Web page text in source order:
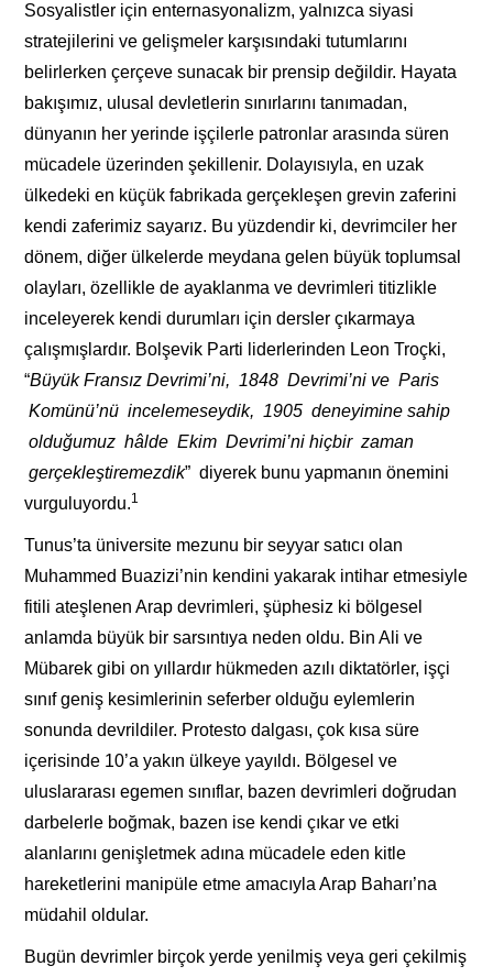
Sosyalistler için enternasyonalizm, yalnızca siyasi
stratejilerini ve gelişmeler karşısındaki tutumlarını
belirlerken çerçeve sunacak bir prensip değildir. Hayata
bakışımız, ulusal devletlerin sınırlarını tanımadan,
dünyanın her yerinde işçilerle patronlar arasında süren
mücadele üzerinden şekillenir. Dolayısıyla, en uzak
ülkedeki en küçük fabrikada gerçekleşen grevin zaferini
kendi zaferimiz sayarız. Bu yüzdendir ki, devrimciler her
dönem, diğer ülkelerde meydana gelen büyük toplumsal
olayları, özellikle de ayaklanma ve devrimleri titizlikle
inceleyerek kendi durumları için dersler çıkarmaya
çalışmışlardır. Bolşevik Parti liderlerinden Leon Troçki,
“Büyük Fransız Devrimi’ni, 1848 Devrimi’ni ve Paris
Komünü’nüincelemeseydik, 1905 deneyimine sahip
olduğumuz hâlde Ekim Devrimi’ni hiçbir zaman
gerçekleştiremezdik” diyerek bunu yapmanın önemini
vurguluyordu.1
Tunus’ta üniversite mezunu bir seyyar satıcı olan
Muhammed Buazizi’nin kendini yakarak intihar etmesiyle
fitili ateşlenen Arap devrimleri, şüphesiz ki bölgesel
anlamda büyük bir sarsıntıya neden oldu. Bin Ali ve
Mübarek gibi on yıllardır hükmeden azılı diktatörler, işçi
sınıf geniş kesimlerinin seferber olduğu eylemlerin
sonunda devrildiler. Protesto dalgası, çok kısa süre
içerisinde 10’a yakın ülkeye yayıldı. Bölgesel ve
uluslararası egemen sınıflar, bazen devrimleri doğrudan
darbelerle boğmak, bazen ise kendi çıkar ve etki
alanlarını genişletmek adına mücadele eden kitle
hareketlerini manipüle etme amacıyla Arap Baharı’na
müdahil oldular.
Bugün devrimler birçok yerde yenilmiş veya geri çekilmiş